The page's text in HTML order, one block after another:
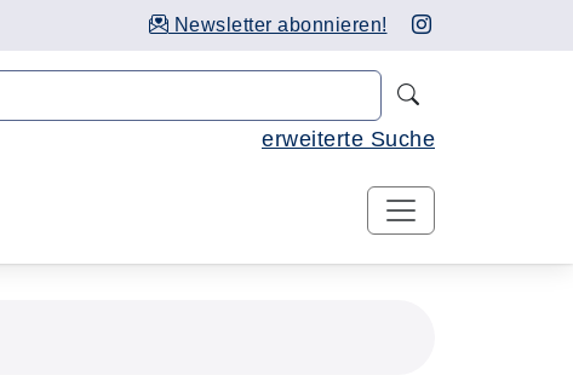
Newsletter abonnieren!
erweiterte Suche